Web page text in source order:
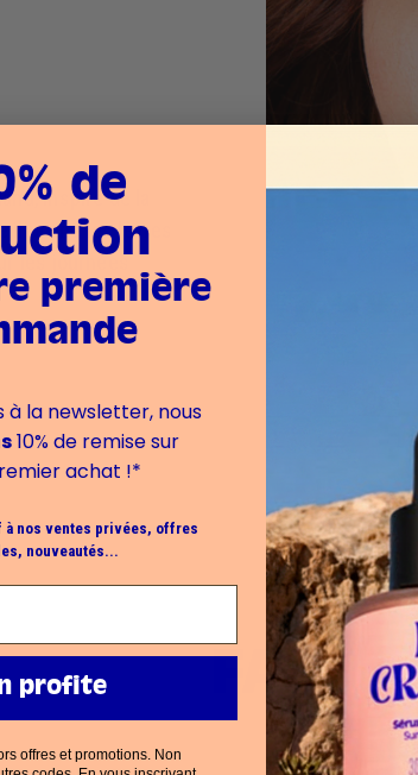
inspiré de la
les lèvres
les journées
FAQ
de
première
à la newsletter, nous
10% de remise sur
achat !*
à nos ventes privées, offres
nouveautés...
profite
offres et promotions. Non